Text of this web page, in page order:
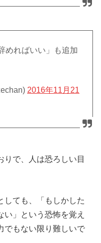
めればいい」も追加
2016年11月21
りで、人は恐ろしい目
しても、「もしかした
い」という恐怖を覚え
でもない限り難しいで